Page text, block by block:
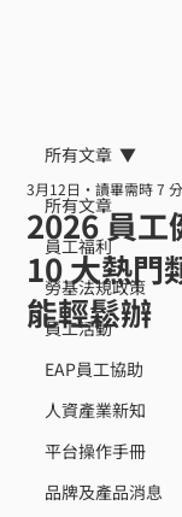
所有文章
員工福利
勞基法規政策
員工活動
EAP員工協助
人資產業新知
平台操作手冊
品牌及產品消息
所有文章
2026 員工
10 大熱門
能輕鬆辦
3月12日 讀畢需時 7